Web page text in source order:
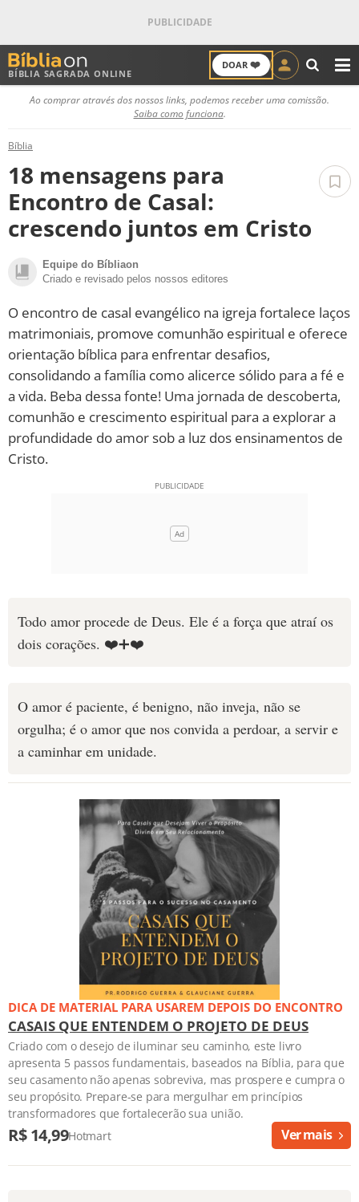
BÍBLIA SAGRADA ONLINE
DOAR ❤️
ANTIGO TESTAMENTO
NOVO TESTAMENTO
VERSÍCULOS
VERSÍCULO DO DIA
PALAVRA DO DIA
SALMO DO DIA
DEVOCIONAL DIÁRIO
10 MANDAMENTOS
ESTUDOS BÍBLICOS
QUEM SOMOS
Ao comprar através dos nossos links, podemos receber uma comissão.
Saiba como funciona.
Bíblia
18 mensagens para
Encontro de Casal:
crescendo juntos em Cristo
Equipe do Bíbliaon
Criado e revisado pelos nossos editores
O encontro de casal evangélico na igreja fortalece laços
matrimoniais, promove comunhão espiritual e oferece
orientação bíblica para enfrentar desafios,
consolidando a família como alicerce sólido para a fé e
a vida. Beba dessa fonte! Uma jornada de descoberta,
comunhão e crescimento espiritual para a explorar a
profundidade do amor sob a luz dos ensinamentos de
Cristo.
Todo amor procede de Deus. Ele é a força que atraí os
dois corações. ❤️️➕❤️️
O amor é paciente, é benigno, não inveja, não se
orgulha; é o amor que nos convida a perdoar, a servir e
a caminhar em unidade.
DICA DE MATERIAL PARA USAREM DEPOIS DO ENCONTRO
CASAIS QUE ENTENDEM O PROJETO DE DEUS
Criado com o desejo de iluminar seu caminho, este livro
apresenta 5 passos fundamentais, baseados na Bíblia, para que
seu casamento não apenas sobreviva, mas prospere e cumpra o
seu propósito. Prepare-se para mergulhar em princípios
transformadores que fortalecerão sua união.
R$ 14,99Hotmart Ver mais